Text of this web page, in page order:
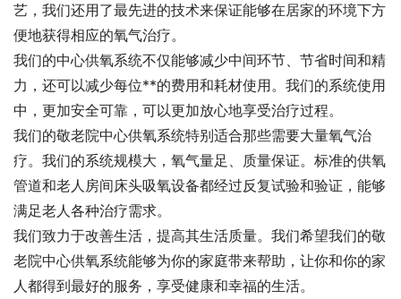
艺，我们还用了最先进的技术来保证能够在居家的环境下方
便地获得相应的氧气治疗。
我们的中心供氧系统不仅能够减少中间环节、节省时间和精
力，还可以减少每位**的费用和耗材使用。我们的系统使用
中，更加安全可靠，可以更加放心地享受治疗过程。
我们的敬老院中心供氧系统特别适合那些需要大量氧气治
疗。我们的系统规模大，氧气量足、质量保证。标准的供氧
管道和老人房间床头吸氧设备都经过反复试验和验证，能够
满足老人各种治疗需求。
我们致力于改善生活，提高其生活质量。我们希望我们的敬
老院中心供氧系统能够为你的家庭带来帮助，让你和你的家
人都得到最好的服务，享受健康和幸福的生活。